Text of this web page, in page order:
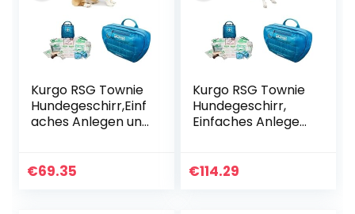
Kurgo RSG Townie
Hundegeschirr,Einf
aches Anlegen und
Hilfe-Set für
€69.35
Kurgo RSG Townie
Hundegeschirr,
Einfaches Anlegen
M, Blau+Erste-
€114.29